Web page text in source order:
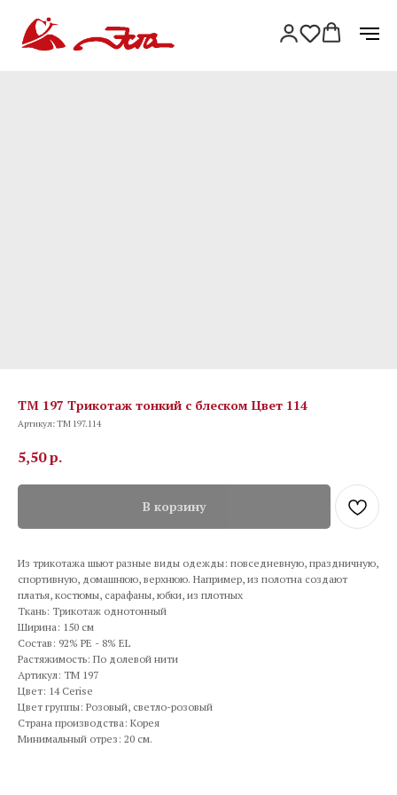
TM 197 Трикотаж тонкий с блеском Цвет 114
Артикул:TM 197.114
5,50р.
В корзину
Из трикотажа шьют разные виды одежды: повседневную, праздничную,
спортивную, домашнюю, верхнюю. Например, из полотна создают
платья, костюмы, сарафаны, юбки, из плотных
Ткань: Трикотаж однотонный
Ширина: 150 см
Состав: 92% PE - 8% EL
Растяжимость: По долевой нити
Артикул: TM 197
Цвет: 14 Cerise
Цвет группы: Розовый, светло-розовый
Страна производства: Корея
Минимальный отрез: 20 см.